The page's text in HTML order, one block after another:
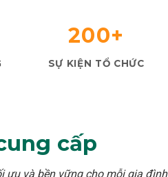
200+
SỰ KIỆN TỔ CHỨC
cấp
ưu và bền vững cho mỗi gia đình